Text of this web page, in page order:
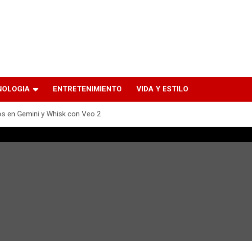
ENTRETENIMIENTO VIDA Y ESTILO
en Gemini y Whisk con Veo 2